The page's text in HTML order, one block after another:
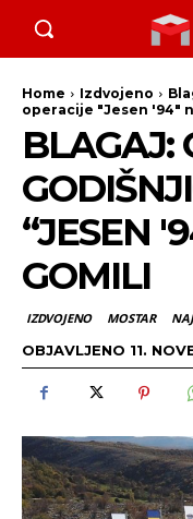
Home Izdvojeno
operacije "Jesen '94"
BLAGAJ:
“JESEN
GOMILI
IZDVOJENO MOSTAR
OBJAVLJENO 11.